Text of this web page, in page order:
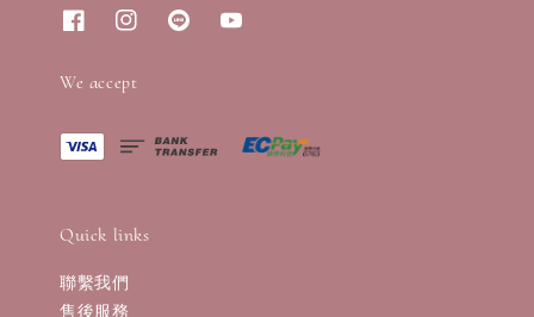
We accept
Quick links
聯繫我們
售後服務